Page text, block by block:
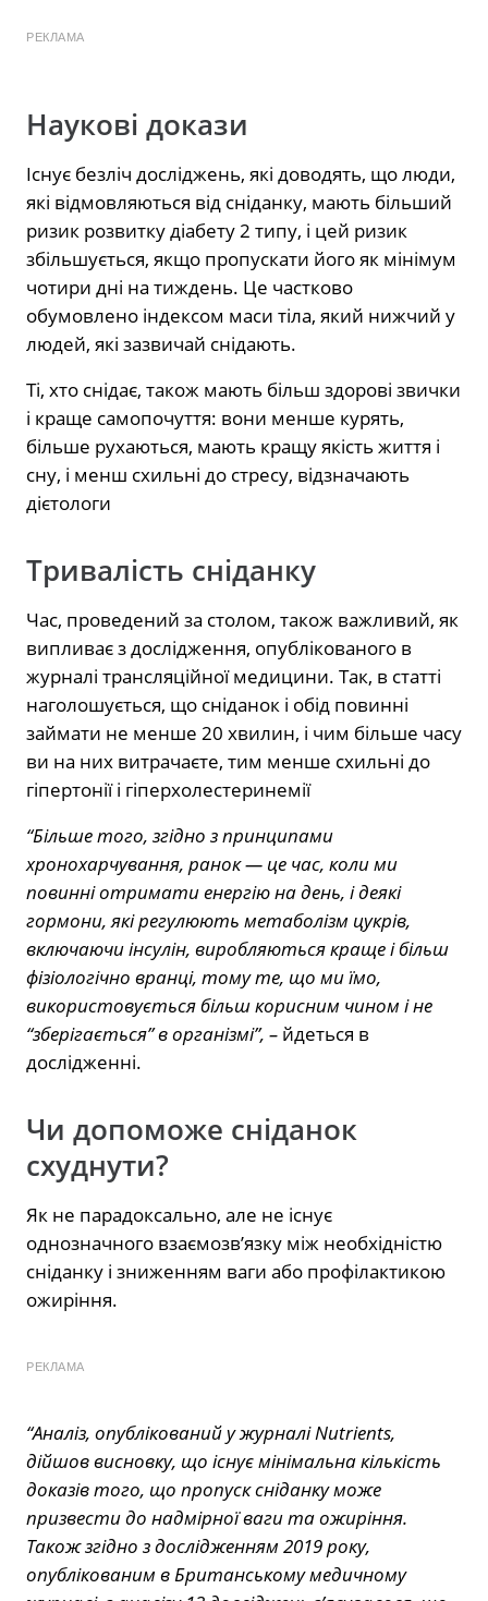
РЕКЛАМА
Наукові докази
Існує безліч досліджень, які доводять, що люди,
які відмовляються від сніданку, мають більший
ризик розвитку діабету 2 типу, і цей ризик
збільшується, якщо пропускати його як мінімум
чотири дні на тиждень. Це частково
обумовлено індексом маси тіла, який нижчий у
людей, які зазвичай снідають.
Ті, хто снідає, також мають більш здорові звички
і краще самопочуття: вони менше курять,
більше рухаються, мають кращу якість життя і
сну, і менш схильні до стресу, відзначають
дієтологи
Тривалість сніданку
Час, проведений за столом, також важливий, як
випливає з дослідження, опублікованого в
журналі трансляційної медицини. Так, в статті
наголошується, що сніданок і обід повинні
займати не менше 20 хвилин, і чим більше часу
ви на них витрачаєте, тим менше схильні до
гіпертонії і гіперхолестеринемії
“Більше того, згідно з принципами
хронохарчування, ранок — це час, коли ми
повинні отримати енергію на день, і деякі
гормони, які регулюють метаболізм цукрів,
включаючи інсулін, виробляються краще і більш
фізіологічно вранці, тому те, що ми їмо,
використовується більш корисним чином і не
“зберігається” в організмі”, – йдеться в
дослідженні.
Чи допоможе сніданок
схуднути?
Як не парадоксально, але не існує
однозначного взаємозв’язку між необхідністю
сніданку і зниженням ваги або профілактикою
ожиріння.
РЕКЛАМА
“Аналіз, опублікований у журналі Nutrients,
дійшов висновку, що існує мінімальна кількість
доказів того, що пропуск сніданку може
призвести до надмірної ваги та ожиріння.
Також згідно з дослідженням 2019 року,
опублікованим в Британському медичному